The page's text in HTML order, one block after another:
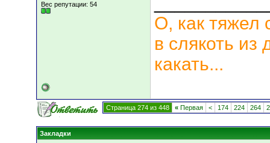
Вес репутации: 54
О, как тяжел
в слякоть из
какать...
Страница 274 из 448 « Первая < 174 224 264
Закладки